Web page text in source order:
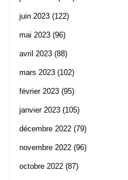
juin 2023 (122)
mai 2023 (96)
avril 2023 (88)
mars 2023 (102)
février 2023 (95)
janvier 2023 (105)
décembre 2022 (79)
novembre 2022 (96)
octobre 2022 (87)